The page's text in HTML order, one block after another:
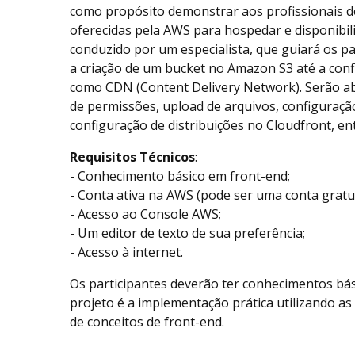
como propósito demonstrar aos profissionais
oferecidas pela AWS para hospedar e
conduzido por um especialista, que guiará os
a criação de um bucket no Amazon S3 até a
como CDN (Content Delivery Network). Serão
de permissões, upload de arquivos,
configuração de distribuições no Cloudfront,
Requisitos Técnicos:
- Conhecimento básico em front-end;
- Conta ativa na AWS (pode ser uma conta
- Acesso ao Console AWS;
- Um editor de texto de sua preferência;
- Acesso à internet.
Os participantes deverão ter conhecimentos
projeto é a implementação prática utilizando
de conceitos de front-end.